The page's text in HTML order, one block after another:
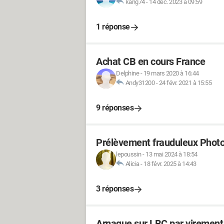
kang74- 14 déc. 2023 à 09:59
1 réponse
Achat CB en cours France
Delphine- 19 mars 2020 à 16:44
Andy31200-24 févr. 2021 à 15:55
9 réponses
Prélèvement frauduleux
lepoussin- 13 mai 2024 à 18:54
Alicia- 18 févr. 2025 à 14:43
3 réponses